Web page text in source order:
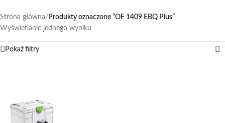
Strona główna/ Produkty oznaczone “OF 1409 EBQ Plus”
Wyświetlanie jednego wyniku
Pokaż filtry